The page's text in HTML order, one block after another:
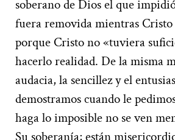
soberano de Dios el que
fuera removida mientras
porque Cristo no «tuviera
hacerlo realidad. De la misma
audacia, la sencillez y el
demostramos cuando le
haga lo imposible no se ven